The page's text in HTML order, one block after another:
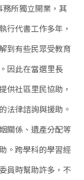
所獨立開業，其
行代書工作多年，
到有些民眾受教育
因此在當選里長
供社區里民協助，
法律諮詢與援助。
關係、遺產分配等
。跨學科的學習經
員時幫助許多，不